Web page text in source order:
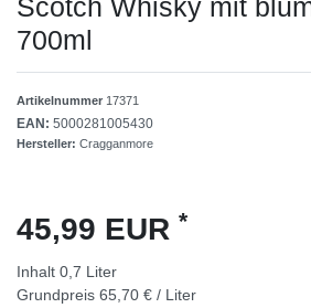
Scotch Whisky mit
700ml
Artikelnummer 17371
EAN: 5000281005430
Hersteller: Cragganmore
45,99 EUR *
Inhalt 0,7 Liter
Grundpreis 65,70 € / Liter